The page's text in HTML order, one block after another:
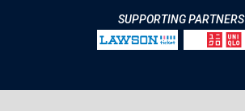
SUPPORTING PARTNERS